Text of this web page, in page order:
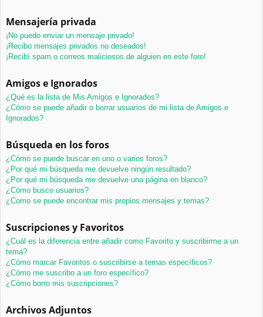
Mensajería privada
¡No puedo enviar un mensaje privado!
¡Recibo mensajes privados no deseados!
¡Recibí spam o correos maliciosos de alguien en este foro!
Amigos e Ignorados
¿Qué es la lista de Mis Amigos e Ignorados?
¿Cómo se puede añadir o borrar usuarios de mi lista de Amigos e
Ignorados?
Búsqueda en los foros
¿Cómo se puede buscar en uno o varios foros?
¿Por qué mi búsqueda me devuelve ningún resultado?
¿Por qué mi búsqueda me devuelve una página en blanco?
¿Cómo busco usuarios?
¿Como se puede encontrar mis propios mensajes y temas?
Suscripciones y Favoritos
¿Cuál es la diferencia entre añadir como Favorito y suscribirme a un
tema?
¿Cómo marcar Favoritos o suscribirse a temas específicos?
¿Cómo me suscribo a un foro específico?
¿Cómo borro mis suscripciones?
Archivos Adjuntos